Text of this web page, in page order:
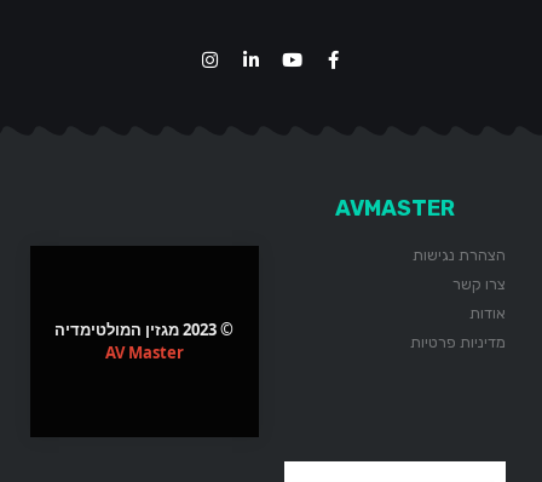
AVMASTER
הצהרת נגישות
צרו קשר
אודות
מדיניות פרטיות
© 2023 מגזין המולטימדיה
AV Master